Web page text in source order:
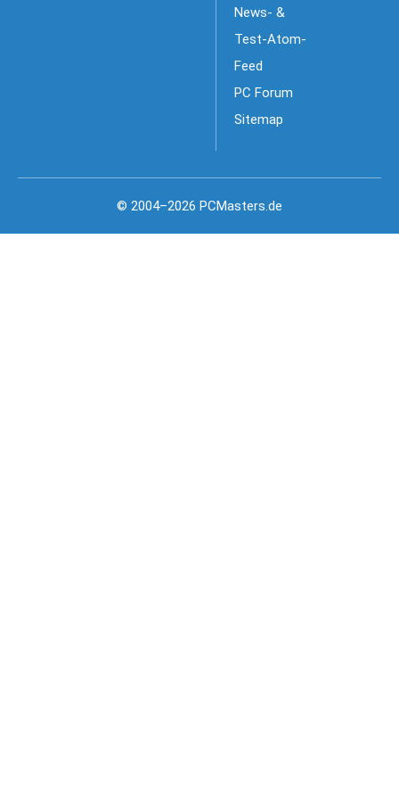
News- &
Test-Atom-
Feed
PC Forum
Sitemap
© 2004–2026 PCMasters.de